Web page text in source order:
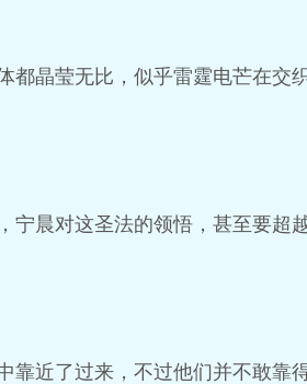
都晶莹无比，似乎雷霆电芒在交
宁晨对这圣法的领悟，甚至要超
靠近了过来，不过他们并不敢靠